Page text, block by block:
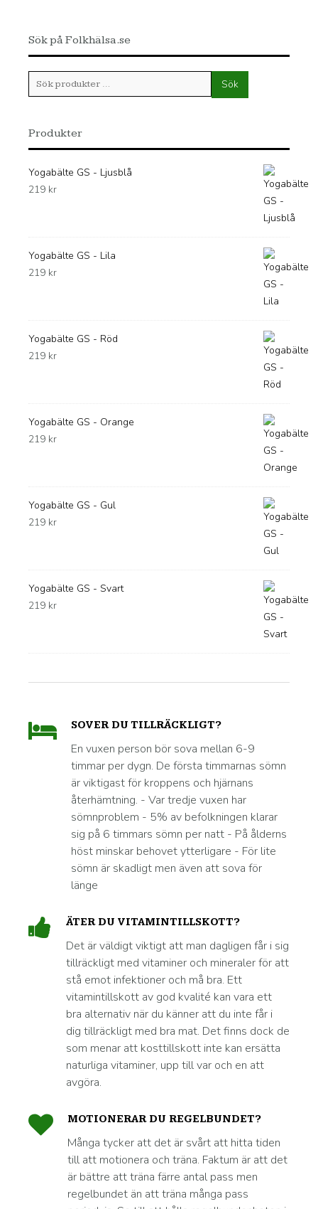
Sök på Folkhälsa.se
Sök
efter:
Sök
Produkter
Yogabälte GS - Ljusblå
219 kr
Yogabälte GS - Lila
219 kr
Yogabälte GS - Röd
219 kr
Yogabälte GS - Orange
219 kr
Yogabälte GS - Gul
219 kr
Yogabälte GS - Svart
219 kr
SOVER DU TILLRÄCKLIGT?
En vuxen person bör sova mellan 6-9
timmar per dygn. De första timmarnas sömn
är viktigast för kroppens och hjärnans
återhämtning. - Var tredje vuxen har
sömnproblem - 5% av befolkningen klarar
sig på 6 timmars sömn per natt - På ålderns
höst minskar behovet ytterligare - För lite
sömn är skadligt men även att sova för
länge
ÄTER DU VITAMINTILLSKOTT?
Det är väldigt viktigt att man dagligen får i sig
tillräckligt med vitaminer och mineraler för att
stå emot infektioner och må bra. Ett
vitamintillskott av god kvalité kan vara ett
bra alternativ när du känner att du inte får i
dig tillräckligt med bra mat. Det finns dock de
som menar att kosttillskott inte kan ersätta
naturliga vitaminer, upp till var och en att
avgöra.
MOTIONERAR DU REGELBUNDET?
Många tycker att det är svårt att hitta tiden
till att motionera och träna. Faktum är att det
är bättre att träna färre antal pass men
regelbundet än att träna många pass